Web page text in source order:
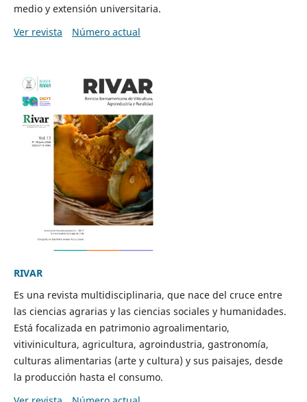
medio y extensión universitaria.
Ver revista
Número actual
RIVAR
Es una revista multidisciplinaria, que nace del cruce entre
las ciencias agrarias y las ciencias sociales y humanidades.
Está focalizada en patrimonio agroalimentario,
vitivinicultura, agricultura, agroindustria, gastronomía,
culturas alimentarias (arte y cultura) y sus paisajes, desde
la producción hasta el consumo.